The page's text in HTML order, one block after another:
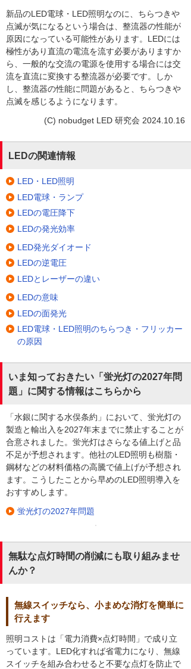
新品のLED電球・LED照明なのに、ちらつきや
点滅が気になるという場合は、整流器の性能が
原因になっている可能性があります。LEDには
極性があり直流の電流を流す必要がありますか
ら、一般的な交流の電源を使用する場合には交
流を直流に変換する整流器が必要です。しか
し、整流器の性能に問題があると、ちらつきや
点滅を感じるようになります。
(C) nobudget LED 研究会 2024.10.16
LEDの関連情報
LED・LED照明
LED電球・ランプ
LEDの電圧降下
LEDの発光効率
LED発光ダイオード
LEDの逆電圧
LEDとレーザーの違い
LEDの意味
LEDの面発光
LED電球・LED照明のちらつき・フリッカー
の原因
いま知っておきたい「蛍光灯の2027年問
題」に関する情報はこちらから
「水銀に関する水俣条約」において、蛍光灯の
製造と輸出入を2027年末までに禁止することが
合意されました。蛍光灯はさらなる値上げと品
不足が予想されます。他社のLED照明も樹脂・
鋼材などの材料価格の高騰で値上げが予想され
ます。こうしたことから早めのLED照明導入を
おすすめします。
蛍光灯の2027年問題
無駄な点灯時間の削減にも取り組みませ
んか？
無線スイッチなら、小まめな消灯を簡単に
行えます
照明コストは「電力消費×点灯時間」で成り立
っています。LED化すれば省電力になり、無線
スイッチを組み合わせると不要な点灯を防止で